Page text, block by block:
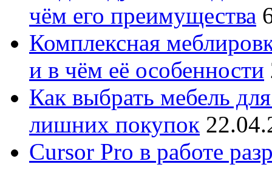
чём его преимущества
Комплексная
и в чём её особенности
Как выбрать мебель
лишних покупок
Cursor Pro в работе